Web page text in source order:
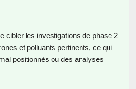
cibler les investigations de phase 2
et polluants pertinents, ce qui
positionnés ou des analyses